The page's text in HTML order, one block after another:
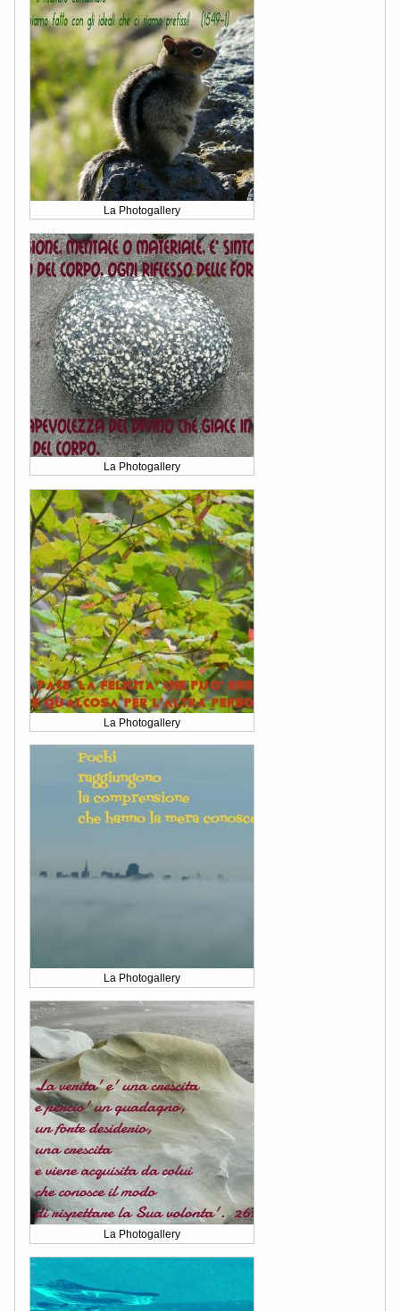
La Photogallery
La Photogallery
La Photogallery
La Photogallery
La Photogallery